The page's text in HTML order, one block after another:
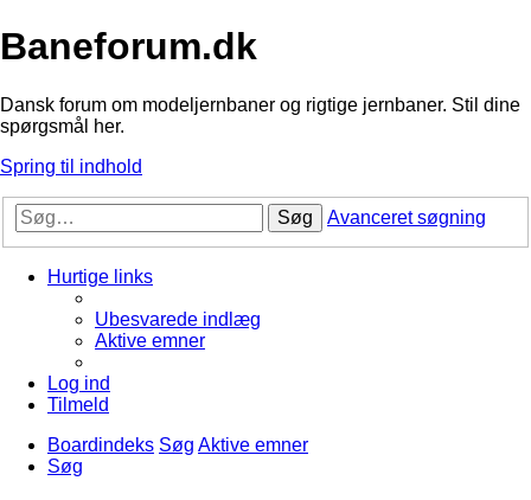
Baneforum.dk
Dansk forum om modeljernbaner og rigtige jernbaner. Stil dine
spørgsmål her.
Spring til indhold
Søg Avanceret søgning
Hurtige links
Ubesvarede indlæg
Aktive emner
Log ind
Tilmeld
Boardindeks Søg Aktive emner
Søg